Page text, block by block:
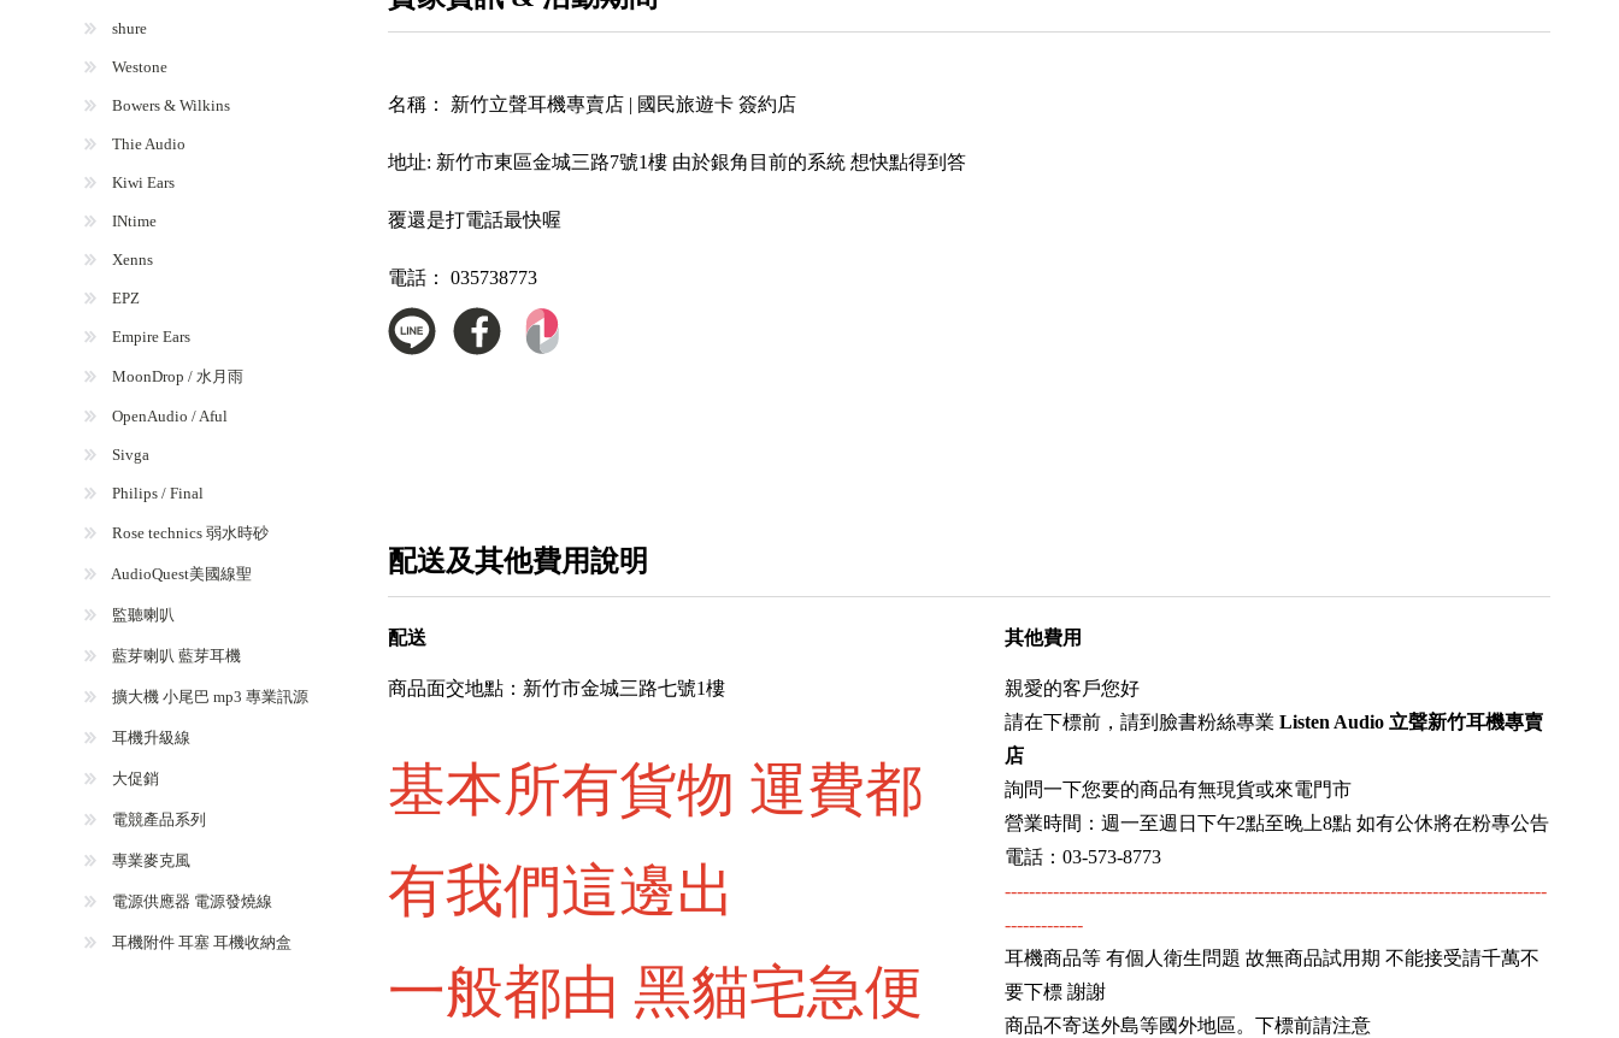
Thie Audio
Philips / Final
藍芽喇叭 藍芽耳機
電競產品系列
專業麥克風
名稱： 新竹立聲耳機專賣店 | 國民旅遊卡 簽約店
地址: 新竹市東區金城三路7號1樓 由於銀角目前的系統 想快點得到答
覆還是打電話最快喔
電話： 035738773
配送及其他費用說明
配送
商品面交地點：新竹市金城三路七號1樓
基本所有貨物 運費都
有我們這邊出
一般都由 黑貓宅急便
其他費用
親愛的客戶您好
請在下標前，請到臉書粉絲專業Listen Audio 立聲新竹耳機專賣
店
詢問一下您要的商品有無現貨或來電門市
營業時間：週一至週日下午2點至晚上8點 如有公休將在粉專公告
電話：03-573-8773
------------------------------------------------------------------------------------------
-------------
耳機商品等 有個人衛生問題 故無商品試用期 不能接受請千萬不
要下標 謝謝
商品不寄送外島等國外地區。下標前請注意
shure
Westone
Bowers & Wilkins
Thie Audio
Kiwi Ears
INtime
Xenns
EPZ
Empire Ears
MoonDrop / 水月雨
OpenAudio / Aful
Sivga
Philips / Final
Rose technics 弱水時砂
AudioQuest美國線聖
監聽喇叭
藍芽喇叭 藍芽耳機
擴大機 小尾巴 mp3 專業訊源
耳機升級線
大促銷
電競產品系列
專業麥克風
電源供應器 電源發燒線
耳機附件 耳塞 耳機收納盒